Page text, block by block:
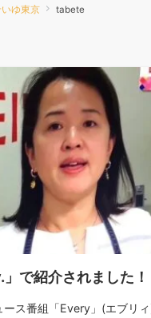
ゆ東京 tabete
で紹介されました！
ース番組「Every」(エブリ